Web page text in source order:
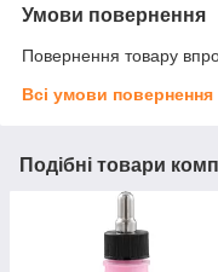
Умови повернення
Повернення товару
Всі умови повернення
Подібні товари